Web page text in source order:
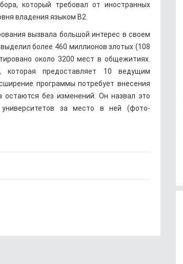
который требовал от иностранных
владения языком B2.
вызвала большой интерес в своем
более 460 миллионов злотых (108
около 3200 мест в общежитиях.
которая предоставляет 10 ведущим
программы потребует внесения
остаются без изменений. Он назвал это
за место в ней (фото-